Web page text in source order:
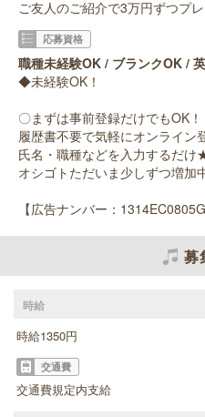
ご友人のご紹介で3万円ずつプ
応募資格
職種未経験OK / ブランクOK /
◆未経験OK！
〇まずは事前登録だけでもOK！
履歴書不要で気軽にオンライン
氏名・職種などを入力するだけ
オシゴトただいま少しずつ増加
【広告ナンバー：
募
時給
時給1350円
交通費
交通費規定内支給